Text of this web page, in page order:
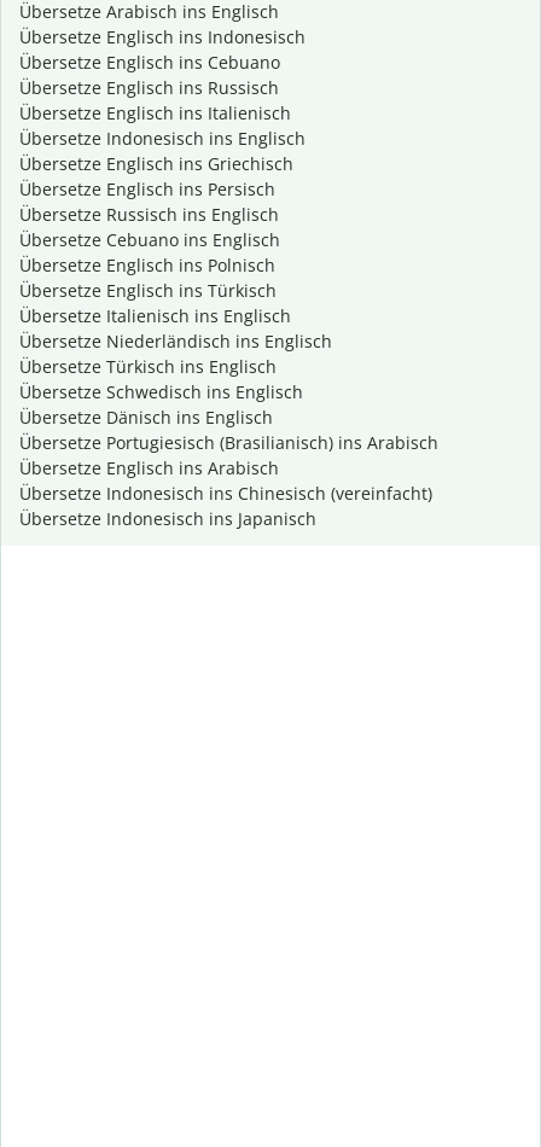
Übersetze Arabisch ins Englisch
Übersetze Englisch ins Indonesisch
Übersetze Englisch ins Cebuano
Übersetze Englisch ins Russisch
Übersetze Englisch ins Italienisch
Übersetze Indonesisch ins Englisch
Übersetze Englisch ins Griechisch
Übersetze Englisch ins Persisch
Übersetze Russisch ins Englisch
Übersetze Cebuano ins Englisch
Übersetze Englisch ins Polnisch
Übersetze Englisch ins Türkisch
Übersetze Italienisch ins Englisch
Übersetze Niederländisch ins Englisch
Übersetze Türkisch ins Englisch
Übersetze Schwedisch ins Englisch
Übersetze Dänisch ins Englisch
Übersetze Portugiesisch (Brasilianisch) ins Arabisch
Übersetze Englisch ins Arabisch
Übersetze Indonesisch ins Chinesisch (vereinfacht)
Übersetze Indonesisch ins Japanisch